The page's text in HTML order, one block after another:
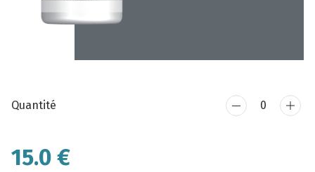
Quantité
15.0 €